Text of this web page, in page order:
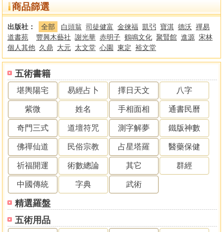
五術書籍
堪輿陽宅 易經占卜 擇日天文 八字
紫微 姓名 手相面相 通書民曆
奇門三式 道壇符咒 測字解夢 鐵版神數
佛禪仙道 民俗宗教 占星塔羅 醫藥保健
祈福開運 術數總論 其它 群經
中國傳統 字典 武術
精選羅盤
五術用品
商品篩選
出版社： 全部 白頭翁 司徒健富 金徠福 凱弜 寶淇 德沃 禪易
道書苑
豐興木藝社 謝光華 赤明子 鶴鳴文化 聚賢館 進源 宋林
個人其他 久鼎 大元 太文堂 心園 東定 裕文堂